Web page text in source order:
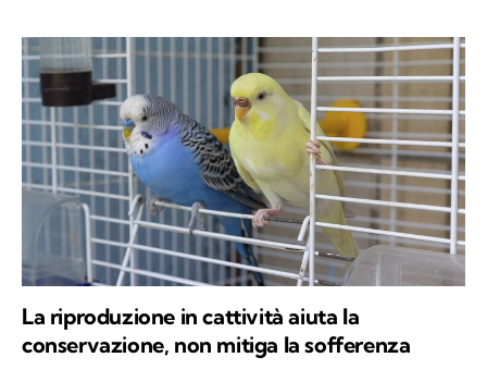
La riproduzione in cattività aiuta la
conservazione, non mitiga la sofferenza